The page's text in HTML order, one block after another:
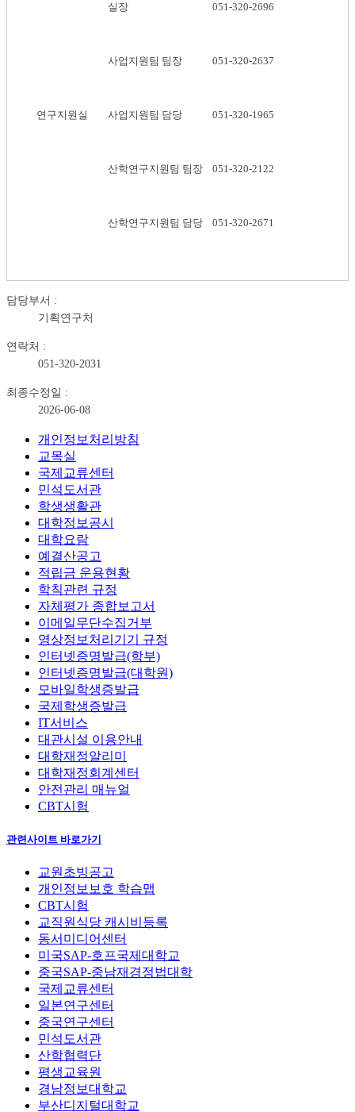
연구지원실
실장 051-320-2696
사업지원팀 팀장 051-320-2637
사업지원팀 담당 051-320-1965
산학연구지원팀 팀장 051-320-2122
산학연구지원팀 담당 051-320-2671
담당부서 :
기획연구처
연락처 :
051-320-2031
최종수정일 :
2026-06-08
개인정보처리방침
교목실
국제교류센터
민석도서관
학생생활관
대학정보공시
대학요람
예결산공고
적립금 운용현황
학칙관련 규정
자체평가 종합보고서
이메일무단수집거부
영상정보처리기기 규정
인터넷증명발급(학부)
인터넷증명발급(대학원)
모바일학생증발급
국제학생증발급
IT서비스
대관시설 이용안내
대학재정알리미
대학재정회계센터
안전관리 매뉴얼
CBT시험
관련사이트 바로가기
교원초빙공고
개인정보보호 학습맵
CBT시험
교직원식당 캐시비등록
동서미디어센터
미국SAP-호프국제대학교
중국SAP-중남재경정법대학
국제교류센터
일본연구센터
중국연구센터
민석도서관
산학협력단
평생교육원
경남정보대학교
부산디지털대학교